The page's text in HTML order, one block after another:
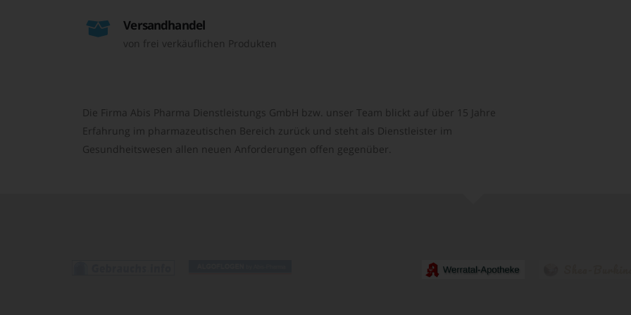
Versandhandel
von frei verkäuflichen Produkten
Die Firma Abis Pharma Dienstleistungs GmbH bzw. unser Team blickt auf über 15 Jahre
Erfahrung im pharmazeutischen Bereich zurück und steht als Dienstleister im
Gesundheitswesen allen neuen Anforderungen offen gegenüber.